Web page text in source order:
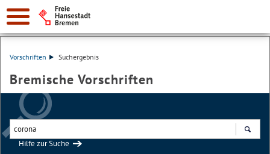
Vorschriften Suchergebnis
Bremische Vorschriften
Hilfe zur Suche